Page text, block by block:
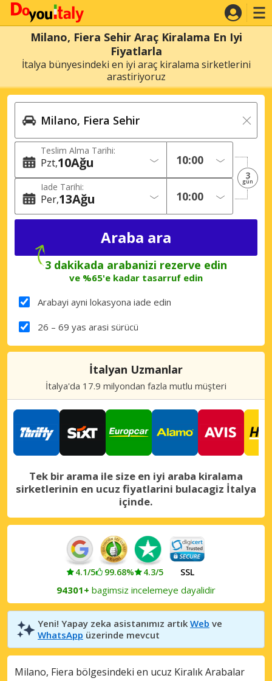
Milano, Fiera Sehir Araç Kiralama En Iyi
Fiyatlarla
İtalya bünyesindeki en iyi araç kiralama sirketlerini
arastiriyoruz
Teslim Alma Tarihi:
Pzt 10Ağu
Iade Tarihi:
Per 13Ağu
3
gün
3 dakikada arabanizi rezerve edin
ve %65'e kadar tasarruf edin
Arabayi ayni lokasyona iade edin
26 – 69 yas arasi sürücü
İtalyan Uzmanlar
İtalya'da 17.9 milyondan fazla mutlu müşteri
Tek bir arama ile size en iyi araba kiralama
sirketlerinin en ucuz fiyatlarini bulacagiz İtalya
içinde.
4.1/5 99.68% 4.3/5 SSL
94301+ bagimsiz incelemeye dayalidir
Yeni! Yapay zeka asistanımız artık Web ve
WhatsApp üzerinde mevcut
Milano, Fiera bölgesindeki en ucuz Kiralık Arabalar